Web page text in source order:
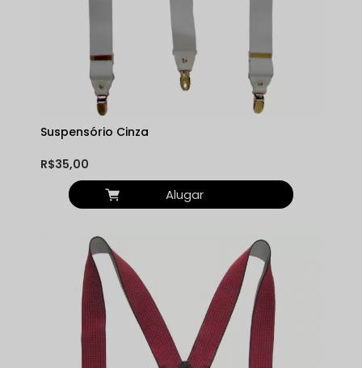
Suspensório Cinza
R$35,00
Alugar